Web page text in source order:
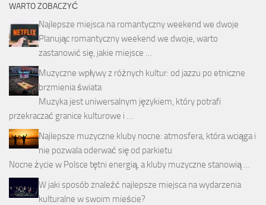
WARTO ZOBACZYĆ
Najlepsze miejsca na romantyczny weekend we dwoje
Planując romantyczny weekend we dwoje, warto
zastanowić się, jakie miejsce …
Muzyczne wpływy z różnych kultur: od jazzu po etniczne
brzmienia świata
Muzyka jest uniwersalnym językiem, który potrafi
przekraczać granice kulturowe i …
Najlepsze muzyczne kluby nocne: atmosfera, która wciąga i
nie pozwala oderwać się od parkietu
Nocne życie w Polsce tętni energią, a kluby muzyczne stanowią …
W jaki sposób znaleźć najlepsze miejsca na wydarzenia
kulturalne w swoim mieście?